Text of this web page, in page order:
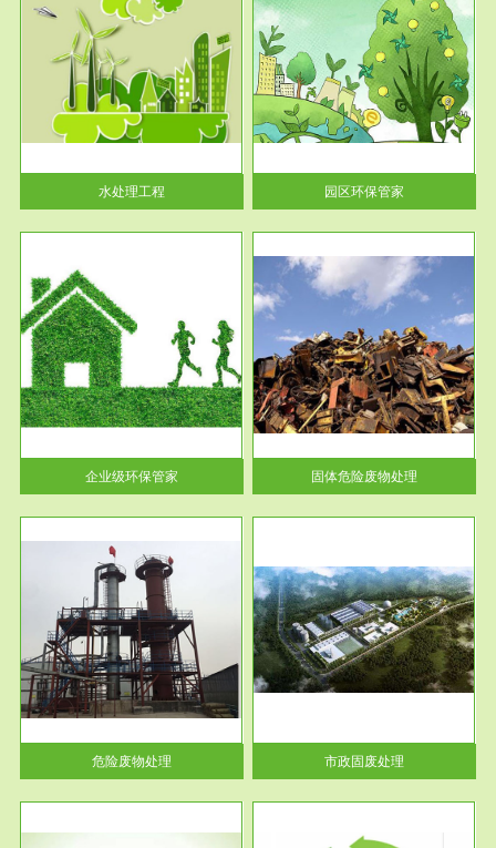
水处理工程
服务范围
园区环保管家
2016 年 4 月，环保部下发《关
于积极发挥环境保护作用促进供
给侧结...
园区环保管家
企业级环保管家
服务范围
固体危险废物处理
固体废物解释：固体废物是指人
们在生产建设、日常生活和其他
活动中...
固体危险废物处理
危险废物处理
服务范围
市政固废处理
蔚蓝生态环境科技所从事的市政
废物处理业务包括市政废物的处
理处...
市政固废处理